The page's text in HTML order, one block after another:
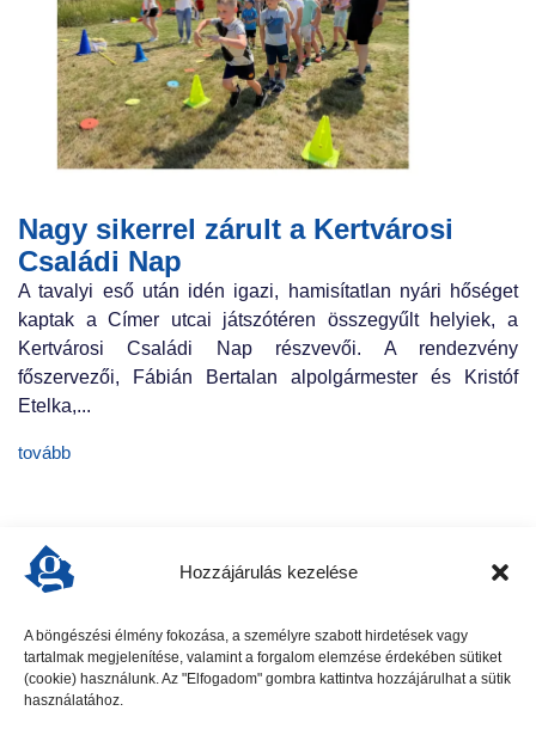
Hozzájárulás kezelése
A böngészési élmény fokozása, a személyre szabott hirdetések vagy
tartalmak megjelenítése, valamint a forgalom elemzése érdekében sütiket
(cookie) használunk. Az "Elfogadom" gombra kattintva hozzájárulhat a sütik
használatához.
Nagy sikerrel zárult a Kertvárosi
Családi Nap
A tavalyi eső után idén igazi, hamisítatlan nyári hőséget
kaptak a Címer utcai játszótéren összegyűlt helyiek, a
Kertvárosi Családi Nap részvevői. A rendezvény
főszervezői, Fábián Bertalan alpolgármester és Kristóf
Etelka,...
tovább
előző cikk következő cikk